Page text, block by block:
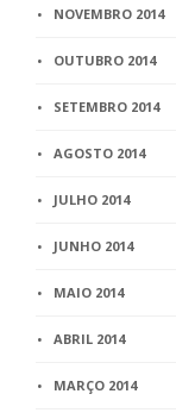
NOVEMBRO 2014
OUTUBRO 2014
SETEMBRO 2014
AGOSTO 2014
JULHO 2014
JUNHO 2014
MAIO 2014
ABRIL 2014
MARÇO 2014